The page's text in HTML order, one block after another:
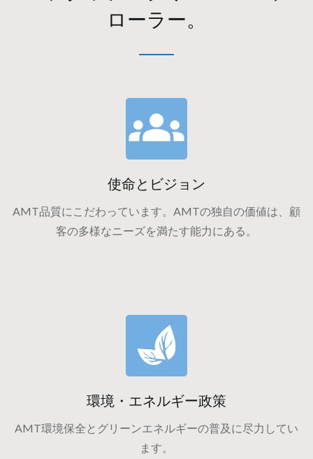
ローラー。
使命とビジョン
AMT品質にこだわっています。AMTの独自の価値は、顧
客の多様なニーズを満たす能力にある。
環境・エネルギー政策
AMT環境保全とグリーンエネルギーの普及に尽力してい
ます。